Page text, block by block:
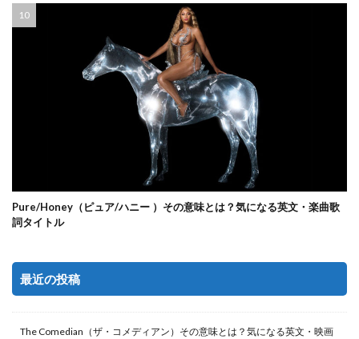
Pure/Honey（ピュア/ハニー ）その意味とは？気になる英文・楽曲歌
詞タイトル
最近の投稿
The Comedian（ザ・コメディアン）その意味とは？気になる英文・映画